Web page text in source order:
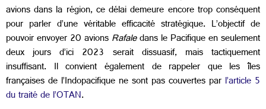
avions dans la région, ce délai demeure encore trop conséquent
pour parler d’une véritable efficacité stratégique. L’objectif de
pouvoir envoyer 20 avionsRafaledans le Pacifique en seulement
deux jours d’ici 2023 serait dissuasif, mais tactiquement
insuffisant. Il convient également de rappeler que les îles
françaises de l’Indopacifique ne sont pas couvertes par l’article 5
du traité de l’OTAN.